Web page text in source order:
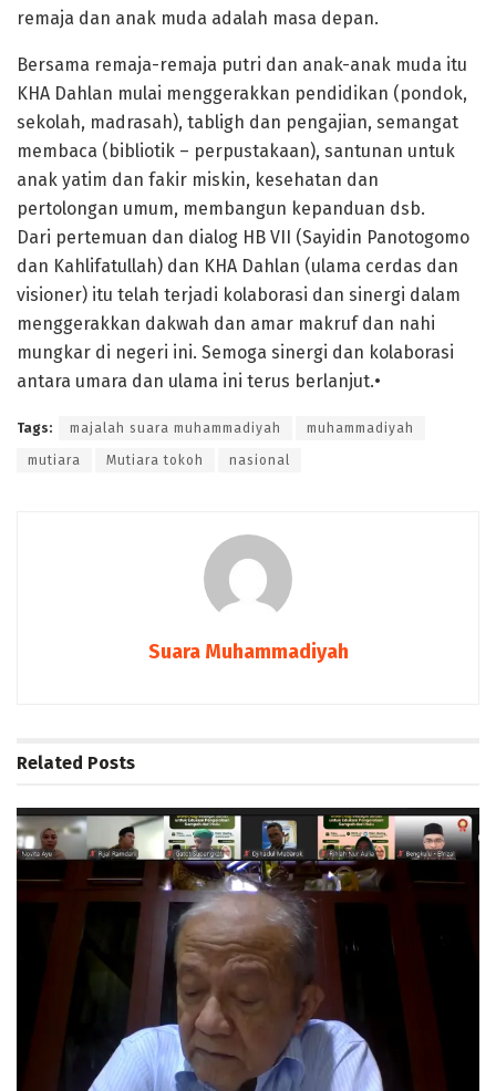
remaja dan anak muda adalah masa depan.
Bersama remaja-remaja putri dan anak-anak muda itu
KHA Dahlan mulai menggerakkan pendidikan (pondok,
sekolah, madrasah), tabligh dan pengajian, semangat
membaca (bibliotik – perpustakaan), santunan untuk
anak yatim dan fakir miskin, kesehatan dan
pertolongan umum, membangun kepanduan dsb.
Dari pertemuan dan dialog HB VII (Sayidin Panotogomo
dan Kahlifatullah) dan KHA Dahlan (ulama cerdas dan
visioner) itu telah terjadi kolaborasi dan sinergi dalam
menggerakkan dakwah dan amar makruf dan nahi
mungkar di negeri ini. Semoga sinergi dan kolaborasi
antara umara dan ulama ini terus berlanjut.•
Tags: majalah suara muhammadiyah muhammadiyah
mutiara Mutiara tokoh nasional
Suara Muhammadiyah
Related Posts